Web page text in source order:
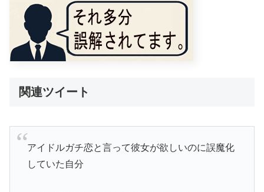
関連ツイート
アイドルガチ恋と言って彼女が欲しいのに誤魔化
していた自分